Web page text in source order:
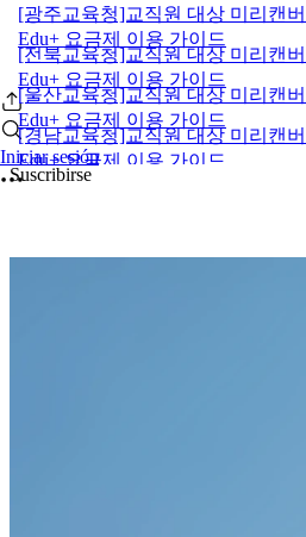
Iniciar sesión
[광주교육청]교직원 대상 미리캔
Edu+ 요금제 이용 가이드
[전북교육청]교직원 대상 미리캔
Edu+ 요금제 이용 가이드
[울산교육청]교직원 대상 미리캔
Edu+ 요금제 이용 가이드
[경남교육청]교직원 대상 미리캔
Edu+ 요금제 이용 가이드
Suscribirse